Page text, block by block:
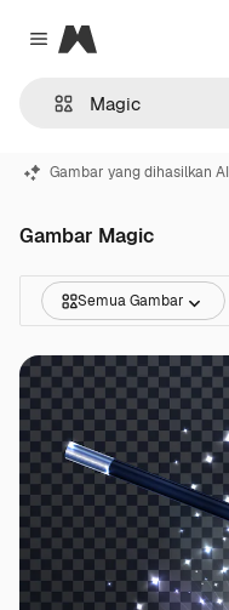
Close menu
Magnific
Gambar yang dihasilkan AI
Gambar Magic
Semua Gambar